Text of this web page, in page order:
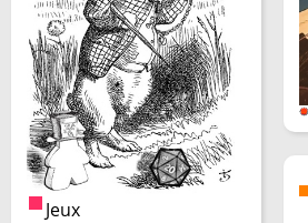
Jeux